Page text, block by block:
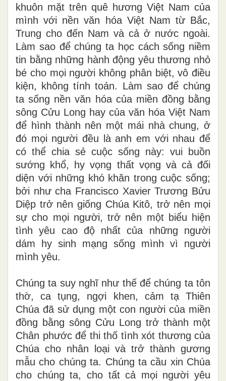
khuôn mặt trên quê hương Việt Nam của
mình với nền văn hóa Việt Nam từ Bắc,
Trung cho đến Nam và cả ở nước ngoài.
Làm sao để chúng ta học cách sống niềm
tin bằng những hành động yêu thương nhỏ
bé cho mọi người không phân biệt, vô điều
kiện, không tính toán. Làm sao để chúng
ta sống nền văn hóa của miền đồng bằng
sông Cửu Long hay của văn hóa Việt Nam
để hình thành nên một mái nhà chung, ở
đó mọi người đều là anh em với nhau để
có thể chia sẻ cuộc sống này: vui buồn
sướng khổ, hy vọng thất vọng và cả đối
diện với những khó khăn trong cuộc sống;
bởi như cha Francisco Xavier Trương Bửu
Diệp trở nên giống Chúa Kitô, trở nên mọi
sự cho mọi người, trở nên một biểu hiện
tình yêu cao độ nhất của những người
dám hy sinh mạng sống mình vì người
mình yêu.
Chúng ta suy nghĩ như thế để chúng ta tôn
thờ, ca tụng, ngợi khen, cảm tạ Thiên
Chúa đã sử dụng một con người của miền
đồng bằng sông Cửu Long trở thành một
Chân phước để thi thố tình xót thương của
Chúa cho nhân loại và trở thành gương
mẫu cho chúng ta. Chúng ta cầu xin Chúa
cho chúng ta, cho tất cả mọi người yêu